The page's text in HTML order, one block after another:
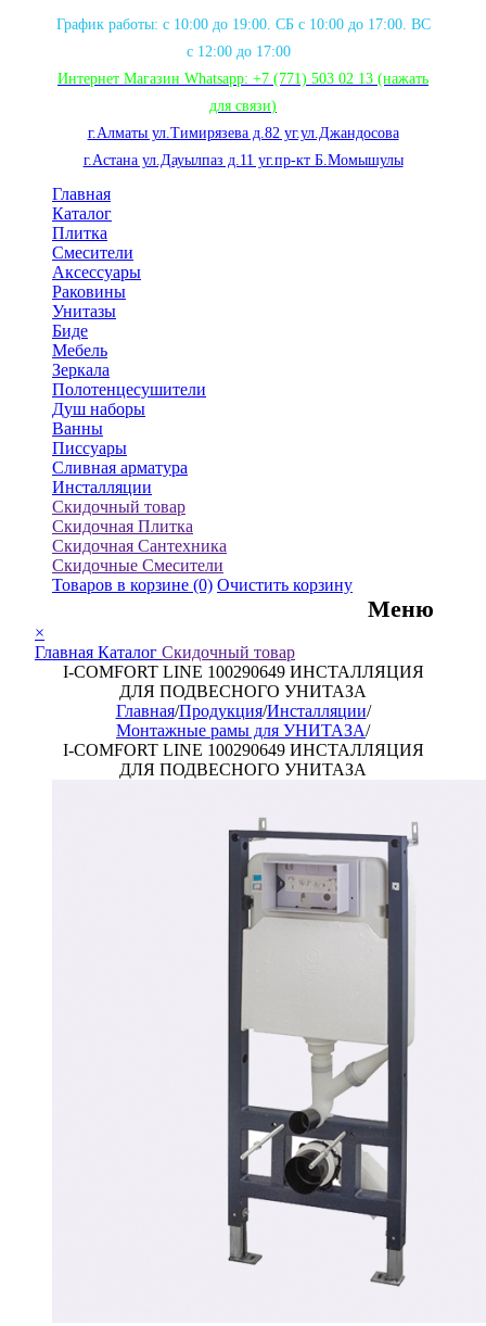
График работы: с 10:00 до 19:00. СБ с 10:00 до 17:00. ВС
с 12:00 до 17:00
Интернет Магазин Whatsapp: +7 (771) 503 02 13 (нажать
для связи)
г.Алматы ул.Тимирязева д.82 уг.ул.Джандосова
г.Астана ул.Дауылпаз д.11 уг.пр-кт Б.Момышулы
Главная
Каталог
Плитка
Смесители
Аксессуары
Раковины
Унитазы
Биде
Мебель
Зеркала
Полотенцесушители
Душ наборы
Ванны
Писсуары
Сливная арматура
Инсталляции
Скидочный товар
Скидочная Плитка
Скидочная Сантехника
Скидочные Смесители
Товаров в корзине (0) Очистить корзину
Меню
×
Главная Каталог Скидочный товар
I-COMFORT LINE 100290649 ИНСТАЛЛЯЦИЯ
ДЛЯ ПОДВЕСНОГО УНИТАЗА
Главная/Продукция/Инсталляции/
Монтажные рамы для УНИТАЗА/
I-COMFORT LINE 100290649 ИНСТАЛЛЯЦИЯ
ДЛЯ ПОДВЕСНОГО УНИТАЗА